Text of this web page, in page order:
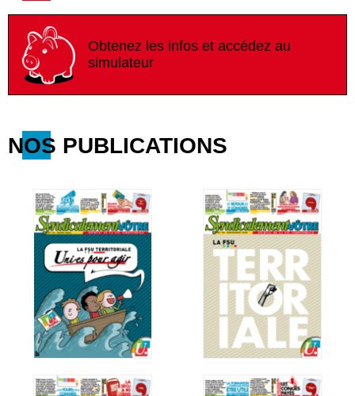
Obtenez les infos et accédez au
simulateur
NOS PUBLICATIONS